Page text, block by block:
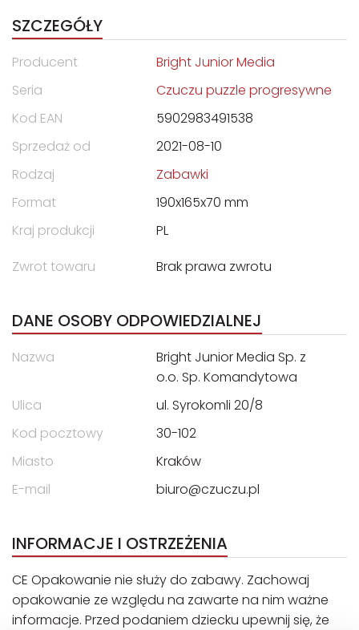
SZCZEGÓŁY
Producent
Bright Junior Media
Seria
Czuczu puzzle progresywne
Kod EAN
5902983491538
Sprzedaż od
2021-08-10
Rodzaj
Zabawki
Format
190x165x70 mm
Kraj produkcji
PL
Zwrot towaru
Brak prawa zwrotu
DANE OSOBY ODPOWIEDZIALNEJ
Nazwa
Bright Junior Media Sp. z
o.o. Sp. Komandytowa
Ulica
ul. Syrokomli 20/8
Kod pocztowy
30-102
Miasto
Kraków
E-mail
biuro@czuczu.pl
INFORMACJE I OSTRZEŻENIA
CE Opakowanie nie służy do zabawy. Zachowaj
opakowanie ze względu na zawarte na nim ważne
informacje. Przed podaniem dziecku upewnij się, że